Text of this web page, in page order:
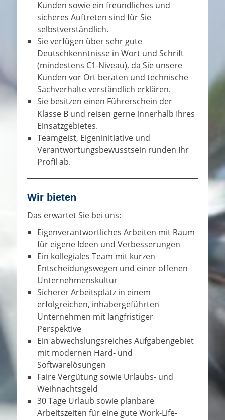
Kunden sowie ein freundliches und
sicheres Auftreten sind für Sie
selbstverständlich.
Sie verfügen über sehr gute
Deutschkenntnisse in Wort und Schrift
(mindestens C1-Niveau), da Sie unsere
Kunden vor Ort beraten und technische
Sachverhalte verständlich erklären.
Sie besitzen einen Führerschein der
Klasse B und reisen gerne innerhalb Ihres
Einsatzgebietes.
Teamgeist, Eigeninitiative und
Verantwortungsbewusstsein runden Ihr
Profil ab.
Wir bieten
Das erwartet Sie bei uns:
Eigenverantwortliches Arbeiten mit Raum
für eigene Ideen und Verbesserungen
Ein kollegiales Team mit kurzen
Entscheidungswegen und einer offenen
Unternehmenskultur
Sicherer Arbeitsplatz in einem
erfolgreichen, inhabergeführten
Unternehmen mit langfristiger
Perspektive
Ein abwechslungsreiches Aufgabengebiet
mit modernen Hard- und
Softwarelösungen
Faire Vergütung sowie Urlaubs- und
Weihnachtsgeld
30 Tage Urlaub sowie planbare
Arbeitszeiten für eine gute Work-Life-